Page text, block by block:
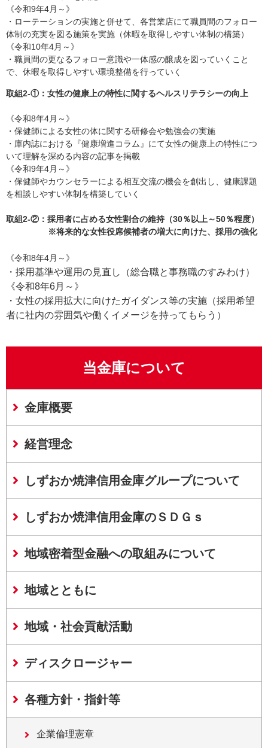
《令和9年4月～》
・ローテーションの実施と併せて、各営業店にて職員間のフォロー
体制の充実を図る施策を実施（休暇を取得しやすい体制の構築）
《令和10年4月～》
・職員間の更なるフォロー意識や一体感の醸成を図っていくこと
で、休暇を取得しやすい環境整備を行っていく
取組2-①：女性の健康上の特性に関するヘルスリテラシーの向上
《令和8年4月～》
・保健師による女性の体に関する研修会や勉強会の実施
・庫内誌における『健康増進コラム』にて女性の健康上の特性につ
いて理解を深める内容の記事を掲載
《令和9年4月～》
・保健師やカウンセラーによる相互交流の機会を創出し、健康課題
を相談しやすい体制を構築していく
取組2-②：採用者に占める女性割合の維持（30％以上～50％程度）
※将来的な女性役席候補者の増大に向けた、採用の強化
《令和8年4月～》
・採用基準や運用の見直し（総合職と事務職のすみわけ）
《令和8年6月～》
・女性の採用拡大に向けたガイダンス等の実施（採用希望
者に社内の雰囲気や働くイメージを持ってもらう）
当金庫について
金庫概要
経営理念
しずおか焼津信用金庫グループについて
しずおか焼津信用金庫のＳＤＧｓ
地域密着型金融への取組みについて
地域とともに
地域・社会貢献活動
ディスクロージャー
各種方針・指針等
企業倫理憲章